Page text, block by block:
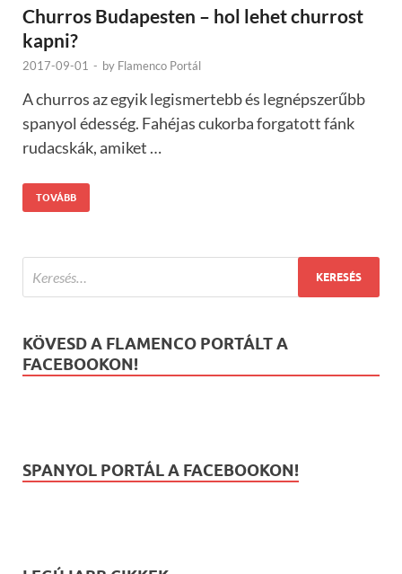
Churros Budapesten – hol lehet churrost
kapni?
2017-09-01 - by Flamenco Portál
A churros az egyik legismertebb és legnépszerűbb
spanyol édesség. Fahéjas cukorba forgatott fánk
rudacskák, amiket …
TOVÁBB
KÖVESD A FLAMENCO PORTÁLT A
FACEBOOKON!
SPANYOL PORTÁL A FACEBOOKON!